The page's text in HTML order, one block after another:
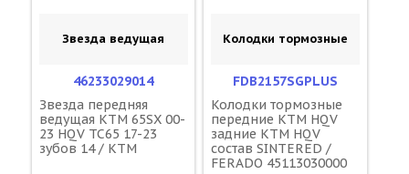
Звезда ведущая
46233029014
Звезда передняя
ведущая KTM 65SX 00-
23 HQV TC65 17-23
зубов 14 / KTM
Колодки тормозные
FDB2157SGPLUS
Колодки тормозные
передние KTM HQV
задние KTM HQV
состав SINTERED /
FERADO 45113030000